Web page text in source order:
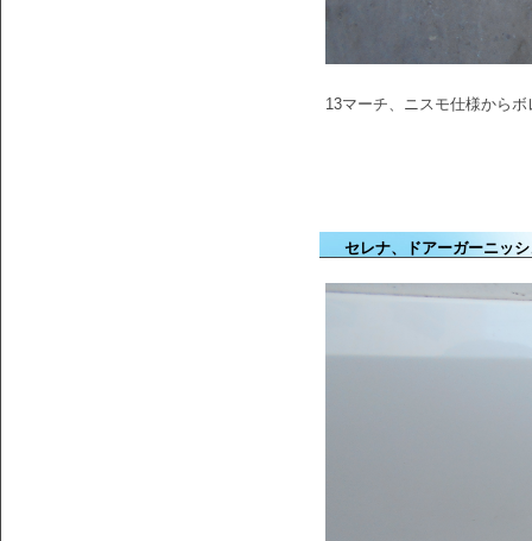
13マーチ、ニスモ仕様から
セレナ、ドアーガーニッシ